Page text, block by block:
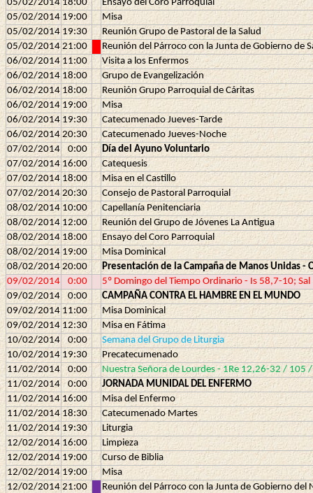
05/02/2014 18:00
Ensayo del Coro Parroquial
05/02/2014 19:00
Misa
05/02/2014 19:30
Reunión Grupo de Pastoral de la Salud
05/02/2014 21:00
Reunión del Párroco con la Junta de Gobierno de
06/02/2014 11:00
Visita a los Enfermos
06/02/2014 18:00
Grupo de Evangelización
06/02/2014 18:00
Reunión Grupo Parroquial de Cáritas
06/02/2014 19:00
Misa
06/02/2014 19:30
Catecumenado Jueves-Tarde
06/02/2014 20:30
Catecumenado Jueves-Noche
07/02/2014
0:00
Día del Ayuno Voluntario
07/02/2014 16:00
Catequesis
07/02/2014 18:00
Misa en el Castillo
07/02/2014 20:30
Consejo de Pastoral Parroquial
08/02/2014 10:00
Capellanía Penitenciaria
08/02/2014 12:00
Reunión del Grupo de Jóvenes La Antigua
08/02/2014 18:00
Ensayo del Coro Parroquial
08/02/2014 19:00
Misa Dominical
08/02/2014 20:00
Presentación de la Campaña de Manos Unidas -
09/02/2014
0:00
5º Domingo del Tiempo Ordinario - Is 58,7-10;
09/02/2014
0:00
CAMPAÑA CONTRA EL HAMBRE EN EL MUNDO
09/02/2014 11:00
Misa Dominical
09/02/2014 12:30
Misa en Fátima
10/02/2014
0:00
Semana del Grupo de Liturgia
10/02/2014 19:30
Precatecumenado
11/02/2014
0:00
Nuestra Señora de Lourdes - 1Re 12,26-32 / 105
11/02/2014
0:00
JORNADA MUNIDAL DEL ENFERMO
11/02/2014 16:00
Misa del Enfermo
11/02/2014 18:30
Catecumenado Martes
11/02/2014 19:30
Liturgia
12/02/2014 16:00
Limpieza
12/02/2014 19:00
Curso de Biblia
12/02/2014 19:00
Misa
12/02/2014 21:00
Reunión del Párroco con la Junta de Gobierno del